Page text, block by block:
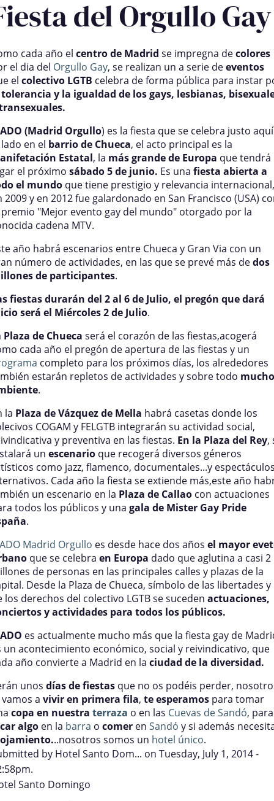
Skip
to
content
del Orgullo Gay
cada año el centro de Madrid se impregna decolores
el dia del Orgullo Gay, se realizan un a serie deeventos
el colectivo LGTB celebra de forma pública para instar
tolerancia y la igualdad de los gays, lesbianas,
(Madrid Orgullo) es la fiesta que se celebra justo aquí
en el barrio de Chueca, el acto principal es la
Estatal, la más grande de Europa que tendrá
el próximo sábado 5 de junio. Es una fiesta abierta a
el mundo que tiene prestigio y relevancia internacional,
2009 y en 2012 fue galardonado en San Francisco (USA)
"Mejor evento gay del mundo" otorgado por la
cadena MTV.
año habrá escenarios entre Chueca y Gran Via con un
número de actividades, en las que se prevé más dedos
de participantes.
fiestas durarán del 2 al 6 de Julio, el pregón que dará
será el Miércoles 2 de Julio.
Plaza de Chueca será el corazón de las fiestas,acogerá
cada año el pregón de apertura de las fiestas y un
completo para los próximos días, los alrededores
estarán repletos de actividades y sobre todo mucho
.
la Plaza de Vázquez de Mella habrá casetas donde los
COGAM y FELGTB integrarán su actividad social,
y preventiva en las fiestas. En la Plaza del Rey,
un escenario que recogerá diversos géneros
como jazz, flamenco, documentales...y
Cada año la fiesta se extiende más,este año
un escenario en la Plaza de Callao con actuaciones
todos los públicos y una gala de Mister Gay Pride
.
Madrid Orgullo es desde hace dos años el mayor
que se celebra en Europa dado que aglutina a casi 2
de personas en las principales calles y plazas de la
Desde la Plaza de Chueca, símbolo de las libertades y
los derechos del colectivo LGTB se suceden actuaciones,
y actividades para todos los públicos.
es actualmente mucho más que la fiesta gay de
un acontecimiento económico, social y reivindicativo, que
año convierte a Madrid en la ciudad de la diversidad.
unos días de fiestas que no os podéis perder,
a vivir en primera fila, te esperamos para tomar
copa en nuestra terraza o en las Cuevas de Sandó, para
algo en la barra o comer en Sandó y si además
..nosotros somos un hotel único.
by Hotel Santo Dom... on Tuesday, July 1, 2014 -
Santo Domingo